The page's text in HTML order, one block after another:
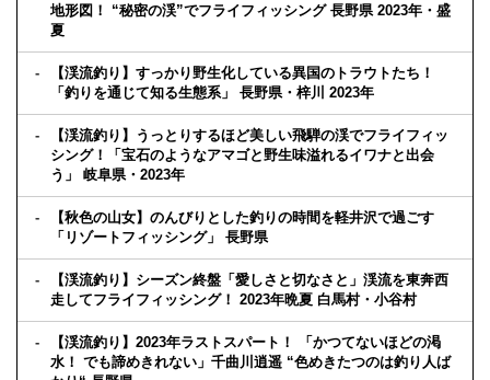
地形図！ “秘密の渓”でフライフィッシング 長野県 2023年・盛
夏
【渓流釣り】すっかり野生化している異国のトラウトたち！
「釣りを通じて知る生態系」 長野県・梓川 2023年
【渓流釣り】うっとりするほど美しい飛騨の渓でフライフィッ
シング！「宝石のようなアマゴと野生味溢れるイワナと出会
う」 岐阜県・2023年
【秋色の山女】のんびりとした釣りの時間を軽井沢で過ごす
「リゾートフィッシング」 長野県
【渓流釣り】シーズン終盤「愛しさと切なさと」渓流を東奔西
走してフライフィッシング！ 2023年晩夏 白馬村・小谷村
【渓流釣り】2023年ラストスパート！ 「かつてないほどの渇
水！ でも諦めきれない」千曲川逍遥 “色めきたつのは釣り人ば